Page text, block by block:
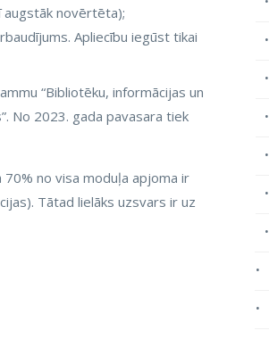
augstāk novērtēta);
Apliecību iegūst tikai
“Bibliotēku, informācijas un
No 2023. gada pavasara tiek
no visa moduļa apjoma ir
Tātad lielāks uzsvars ir uz